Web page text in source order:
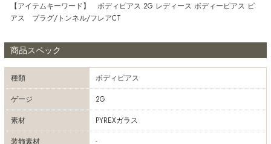
【アイテムキーワード】 ボディピアス 2G レディース ボディーピアス ピ
アス プラグ/トンネル/フレアCT
商品スペック
種類
ボディピアス
ゲージ
2G
素材
PYREXガラス
装飾素材
-